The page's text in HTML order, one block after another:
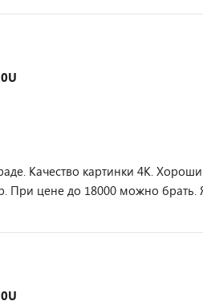
Качество картинки 4К.
При цене до 18000 можно брать.